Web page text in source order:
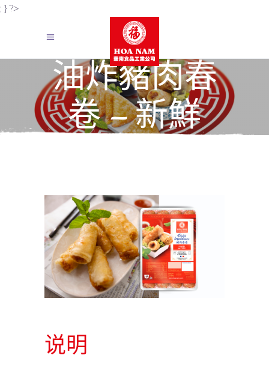
; } ?>
油炸豬肉春
卷 – 新鮮
说明